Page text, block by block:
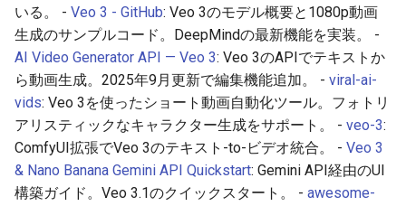
2026-04-13
2026-04-12
2026-04-11
2026-04-10
2026-04-09
2025-09-28
2025-09-27
2025-09-26
2025-09-25
2025-09-24
2026-04-13
2026-04-12
2026-04-11
2026-04-10
2026-04-09
2025-09-28
2025-09-27
2025-09-26
2025-09-25
2025-09-24
2026-04-10
2026-04-09
2026-04-08
2026-04-07
2026-04-06
2025-09-28_week
2025-09-27
2025-09-26
2025-09-25
2025-09-24
2026-04-09
2026-04-08
2026-04-07
2026-04-06
2026-04-05
いる。 - Veo 3 - GitHub: Veo 3のモデル概要と1080p動画
生成のサンプルコード。DeepMindの最新機能を実装。 -
AI Video Generator API — Veo 3: Veo 3のAPIでテキストか
ら動画生成。2025年9月更新で編集機能追加。 - viral-ai-
vids: Veo 3を使ったショート動画自動化ツール。フォトリ
アリスティックなキャラクター生成をサポート。 - veo-3:
ComfyUI拡張でVeo 3のテキスト-to-ビデオ統合。 - Veo 3
& Nano Banana Gemini API Quickstart: Gemini API経由のUI
構築ガイド。Veo 3.1のクイックスタート。 - awesome-